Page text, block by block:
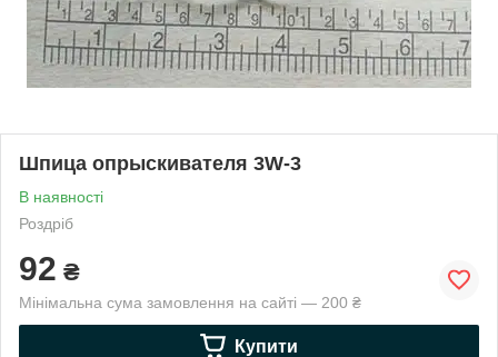
Шпица опрыскивателя 3W-3
В наявності
Роздріб
92 ₴
Мінімальна сума замовлення на сайті — 200 ₴
Купити